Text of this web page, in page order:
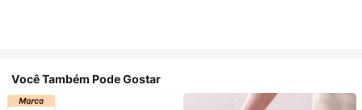
Você Também Pode Gostar